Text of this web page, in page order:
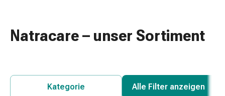
Taschentücher
Schnupfen
Brandversorgung
Elastische
Natracare – unser Sortiment
Kategorie
Alle Filter anzeigen